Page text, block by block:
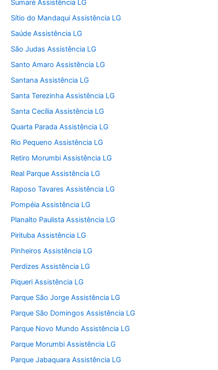
Sumaré Assistência LG
Sítio do Mandaqui Assistência LG
Saúde Assistência LG
São Judas Assistência LG
Santo Amaro Assistência LG
Santana Assistência LG
Santa Terezinha Assistência LG
Santa Cecília Assistência LG
Quarta Parada Assistência LG
Rio Pequeno Assistência LG
Retiro Morumbi Assistência LG
Real Parque Assistência LG
Raposo Tavares Assistência LG
Pompéia Assistência LG
Planalto Paulista Assistência LG
Pirituba Assistência LG
Pinheiros Assistência LG
Perdizes Assistência LG
Piqueri Assistência LG
Parque São Jorge Assistência LG
Parque São Domingos Assistência LG
Parque Novo Mundo Assistência LG
Parque Morumbi Assistência LG
Parque Jabaquara Assistência LG